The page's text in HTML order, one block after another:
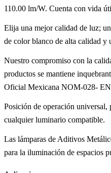
110.00 lm/W. Cuenta con vida
Elija una mejor calidad de luz;
de color blanco de alta calidad y
Nuestro compromiso con la
productos se mantiene
Oficial Mexicana NOM-028-
Posición de operación universal,
cualquier luminario compatible.
Las lámparas de Aditivos
para la iluminación de espacios